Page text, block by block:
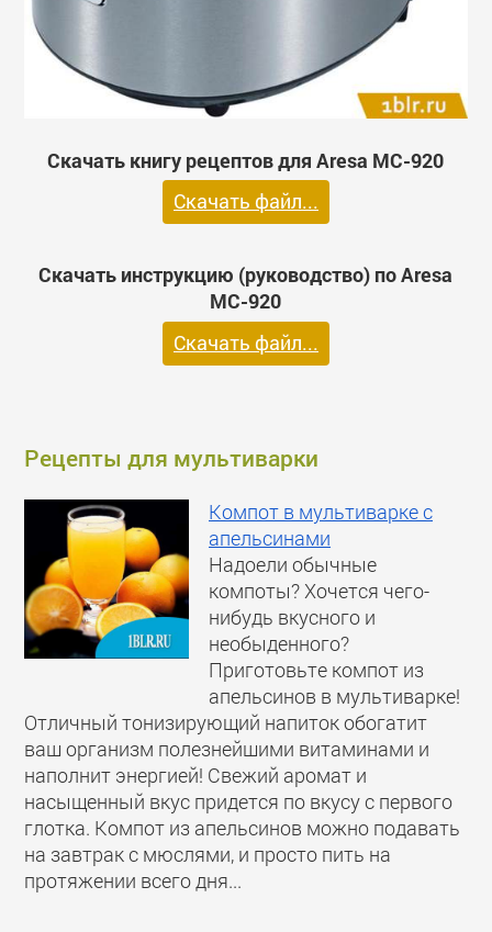
Скачать книгу рецептов для Aresa MC-920
Скачать файл...
Скачать инструкцию (руководство) по Aresa
MC-920
Скачать файл...
Рецепты для мультиварки
Компот в мультиварке с
апельсинами
Надоели обычные
компоты? Хочется чего-
нибудь вкусного и
необыденного?
Приготовьте компот из
апельсинов в мультиварке!
Отличный тонизирующий напиток обогатит
ваш организм полезнейшими витаминами и
наполнит энергией! Свежий аромат и
насыщенный вкус придется по вкусу с первого
глотка. Компот из апельсинов можно подавать
на завтрак с мюслями, и просто пить на
протяжении всего дня...